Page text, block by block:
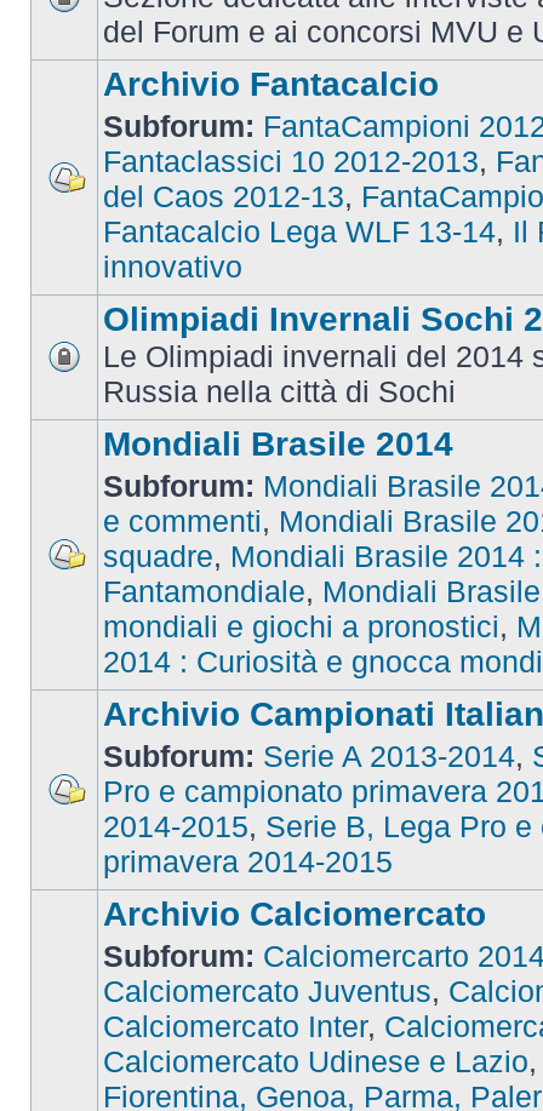
del Forum e ai concorsi MVU e
Archivio Fantacalcio
Subforum: FantaCampioni
Fantaclassici 10 2012-2013,
del Caos 2012-13,
Fantacalcio Lega WLF 13-14, Il
innovativo
Olimpiadi Invernali Sochi
Le Olimpiadi invernali del 2014
Russia nella città di Sochi
Mondiali Brasile 2014
Subforum: Mondiali Brasile
e commenti, Mondiali Brasile
squadre, Mondiali Brasile 2014
Fantamondiale, Mondiali
mondiali e giochi a pronostici,
2014 : Curiosità e gnocca
Archivio Campionati
Subforum: Serie A 2013-2014,
Pro e campionato primavera
2014-2015, Serie B, Lega Pro e
primavera 2014-2015
Archivio Calciomercato
Subforum: Calciomercarto
Calciomercato Juventus,
Calciomercato Inter,
Calciomercato Udinese e Lazio
Fiorentina, Genoa, Parma,